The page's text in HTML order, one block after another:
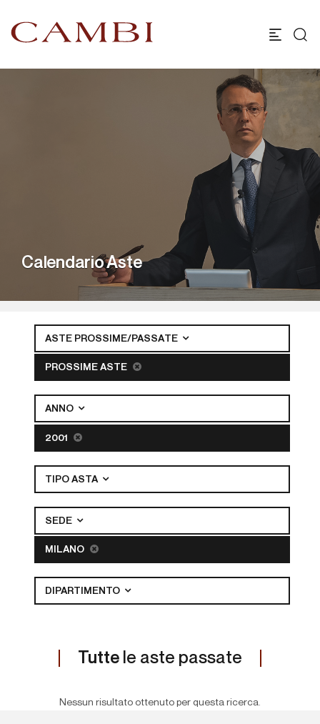
Calendario Aste
ASTE PROSSIME/PASSATE
PROSSIME ASTE
ANNO
2001
TIPO ASTA
SEDE
MILANO
DIPARTIMENTO
Tutte le aste passate
Nessun risultato ottenuto per questa ricerca.